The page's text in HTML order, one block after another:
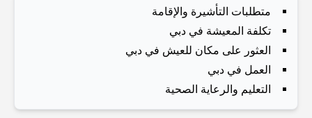
المدارس القريبة من نخلة جميرا: دليل شامل للعائلات
Dubai Vision 2040 - Green Living, Scenic Routes
and a Smarter Metro Network
متطلبات التأشيرة والإقامة
تكلفة المعيشة في دبي
العثور على مكان للعيش في دبي
العمل في دبي
التعليم والرعاية الصحية